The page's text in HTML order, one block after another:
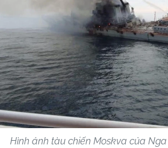
Hình ảnh tàu chiến Moskva của